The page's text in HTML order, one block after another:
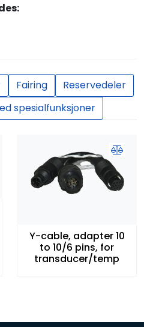
Fairing
Reservedeler
spesialfunksjoner
Y-cable, adapter 10
to 10/6 pins, for
transducer/temp